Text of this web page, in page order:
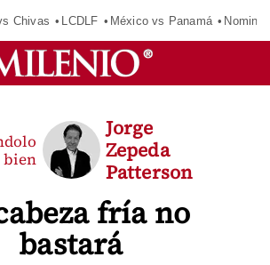
Chivas LCDLF México vs Panamá
fría no
bastará
bien
Jorge
Zepeda
Patterson